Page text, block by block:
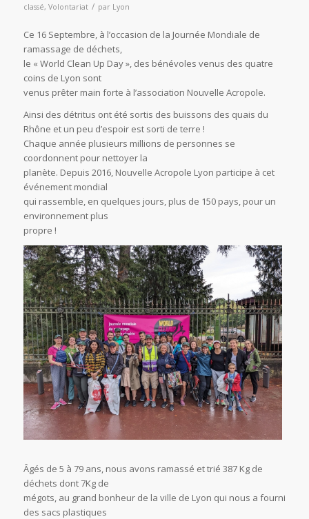
classé, Volontariat / par Lyon
Ce 16 Septembre, à l’occasion de la Journée Mondiale de
ramassage de déchets,
le « World Clean Up Day », des bénévoles venus des quatre
coins de Lyon sont
venus prêter main forte à l’association Nouvelle Acropole.
Ainsi des détritus ont été sortis des buissons des quais du
Rhône et un peu d’espoir est sorti de terre !
Chaque année plusieurs millions de personnes se
coordonnent pour nettoyer la
planète. Depuis 2016, Nouvelle Acropole Lyon participe à cet
événement mondial
qui rassemble, en quelques jours, plus de 150 pays, pour un
environnement plus
propre !
Âgés de 5 à 79 ans, nous avons ramassé et trié 387 Kg de
déchets dont 7Kg de
mégots, au grand bonheur de la ville de Lyon qui nous a fourni
des sacs plastiques